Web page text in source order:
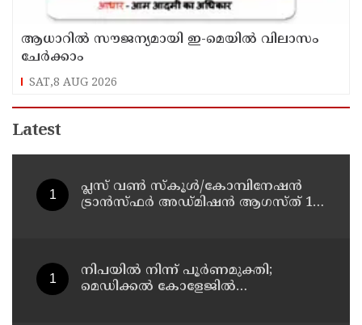
ആധാറിൽ സൗജന്യമായി ഇ-മെയിൽ വിലാസം
ചേർക്കാം
SAT,8 AUG 2026
Latest
പ്ലസ് വൺ സ്‌കൂൾ/കോമ്പിനേഷൻ
ട്രാൻസ്ഫർ അഡ്മിഷൻ ആഗസ്ത് 10,
നിപയിൽ നിന്ന് പൂർണമുക്തി;
മെഡിക്കൽ കോളേജിൽ